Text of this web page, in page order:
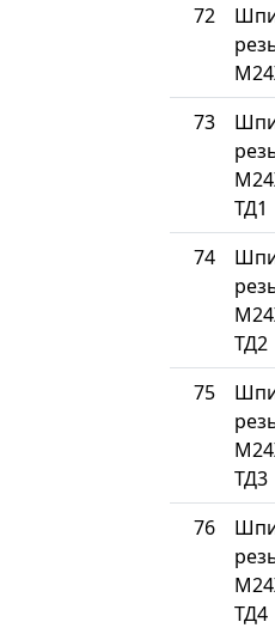
72
73
ТД1
74
ТД2
75
ТД3
76
ТД4